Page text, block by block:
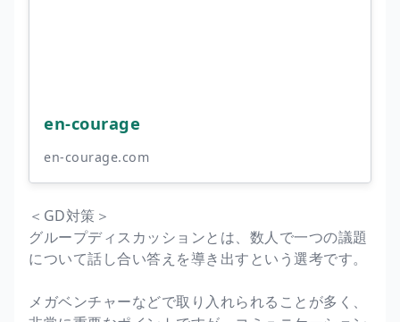
en-courage
en-courage.com
＜GD対策＞
グループディスカッションとは、数人で一つの議題
について話し合い答えを導き出すという選考です。
メガベンチャーなどで取り入れられることが多く、